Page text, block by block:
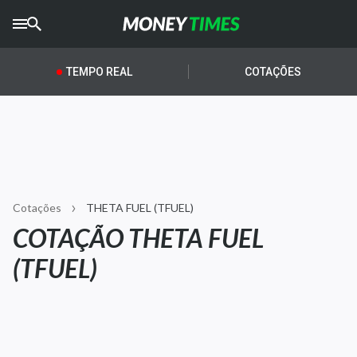
CRYPTOTIMES
AGROTIMES
Newsletters
Money Trader
TEMPO REAL COTAÇÕES
Cotações THETA FUEL (TFUEL)
COTAÇÃO THETA FUEL
(TFUEL)